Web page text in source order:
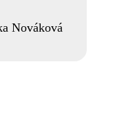
Nováková